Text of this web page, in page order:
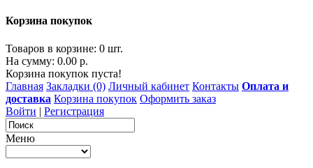
Корзина покупок
Товаров в корзине: 0 шт.
На сумму: 0.00 р.
Корзина покупок пуста!
Главная Закладки (0) Личный кабинет Контакты Оплата и
доставка Корзина покупок Оформить заказ
Войти | Регистрация
Меню